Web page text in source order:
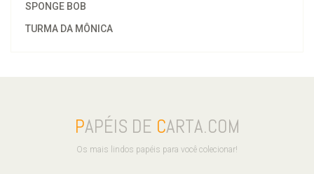
SPONGE BOB
TURMA DA MÔNICA
PAPÉIS DE CARTA.COM
Os mais lindos papéis para você colecionar!